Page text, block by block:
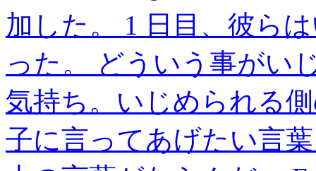
加した。 1 日目、彼ら
った。 どういう事がい
気持ち。いじめられる
子に言ってあげたい言